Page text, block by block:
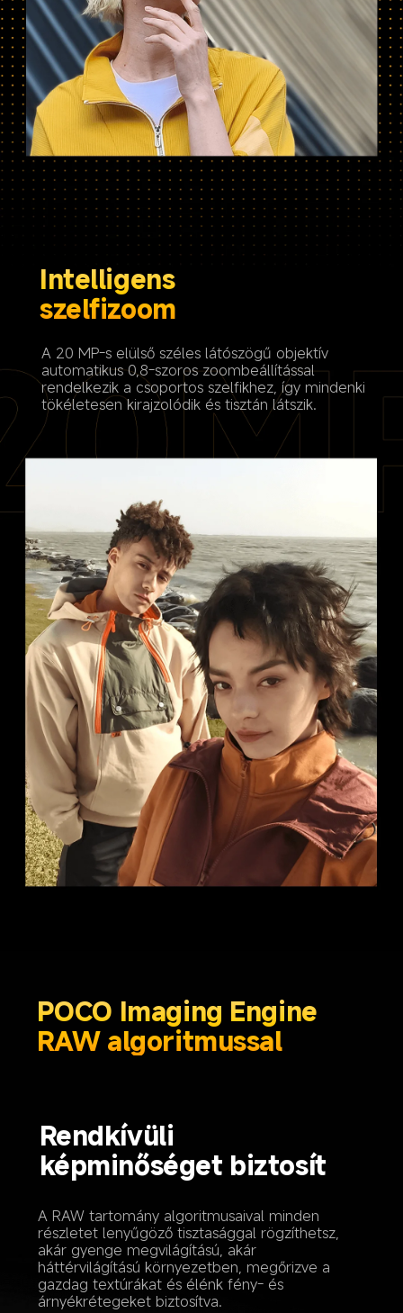
Intelligens
szelfizoom
A 20 MP-s elülső széles látószögű objektív
automatikus 0,8-szoros zoombeállítással
rendelkezik a csoportos szelfikhez, így mindenki
tökéletesen kirajzolódik és tisztán látszik.
POCO Imaging Engine
RAW algoritmussal
Rendkívüli
képminőséget biztosít
A RAW tartomány algoritmusaival minden
részletet lenyűgöző tisztasággal rögzíthetsz,
akár gyenge megvilágítású, akár
háttérvilágítású környezetben, megőrizve a
gazdag textúrákat és élénk fény- és
árnyékrétegeket biztosítva.